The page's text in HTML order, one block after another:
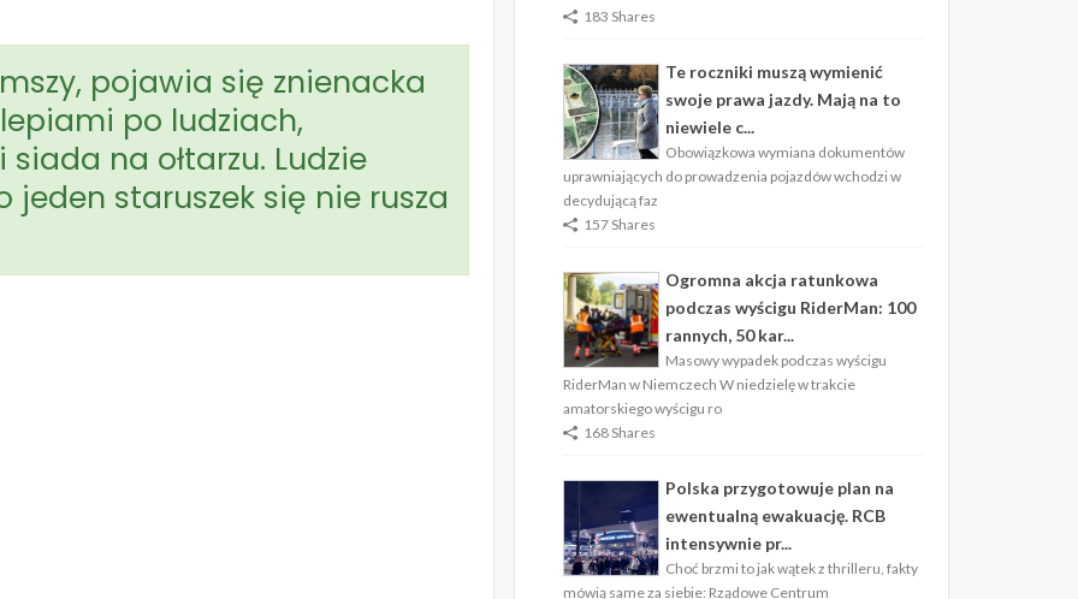
pojawia się znienacka
po ludziach,
na ołtarzu. Ludzie
jeden staruszek się nie rusza
183 Shares
Te roczniki muszą wymienić
swoje prawa jazdy. Mają na to
niewiele c...
Obowiązkowa wymiana dokumentów
uprawniających do prowadzenia pojazdów wchodzi w
decydującą faz
157 Shares
Ogromna akcja ratunkowa
podczas wyścigu RiderMan: 100
rannych, 50 kar...
Masowy wypadek podczas wyścigu
RiderMan w Niemczech W niedzielę w trakcie
amatorskiego wyścigu ro
168 Shares
Polska przygotowuje plan na
ewentualną ewakuację. RCB
intensywnie pr...
Choć brzmi to jak wątek z thrilleru, fakty
mówią same za siebie: Rządowe Centrum